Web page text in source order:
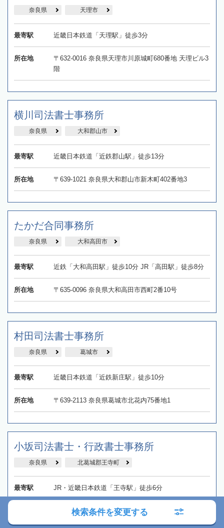
奈良県 天理市
最寄駅 近畿日本鉄道「天理駅」徒歩3分
所在地
〒632-0016 奈良県天理市川原城町680番地 天理ビル3
階
横川司法書士事務所
奈良県 大和郡山市
最寄駅 近畿日本鉄道「近鉄郡山駅」徒歩13分
所在地 〒639-1021 奈良県大和郡山市新木町402番地3
たかだ合同事務所
奈良県 大和高田市
最寄駅 近鉄「大和高田駅」徒歩10分 JR「高田駅」徒歩8分
所在地 〒635-0096 奈良県大和高田市西町2番10号
村田司法書士事務所
奈良県 葛城市
最寄駅 近畿日本鉄道「近鉄新庄駅」徒歩10分
所在地 〒639-2113 奈良県葛城市北花内75番地1
小坂司法書士・行政書士事務所
奈良県 北葛城郡王寺町
最寄駅 JR・近畿日本鉄道「王寺駅」徒歩6分
〒636-0002 奈良県北葛城郡王寺町王寺2‐5‐16 アビタ
検索条件を変更する